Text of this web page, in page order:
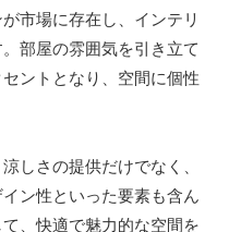
市場に存在し、インテリ
部屋の雰囲気を引き立て
ントとなり、空間に個性
しさの提供だけでなく、
ン性といった要素も含ん
、快適で魅力的な空間を